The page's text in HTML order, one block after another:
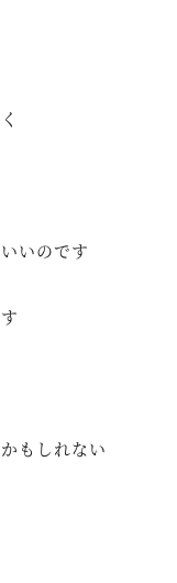
いのです
もしれない